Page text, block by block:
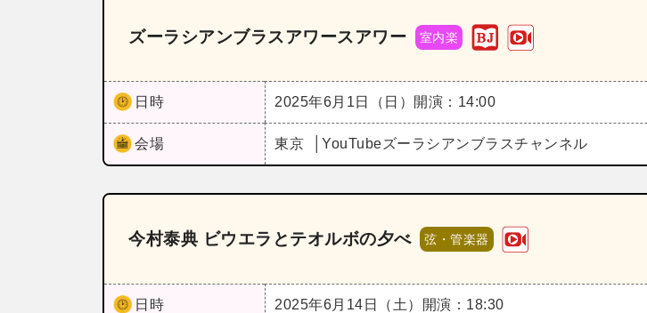
ズーラシアンブラスアワースアワー 室内楽
日時 2025年6月1日（日） 開演：14:00
会場 東京 YouTubeズーラシアンブラスチャンネル
今村泰典 ビウエラとテオルボの夕べ 弦・管楽器
日時 2025年6月14日（土） 開演：18:30